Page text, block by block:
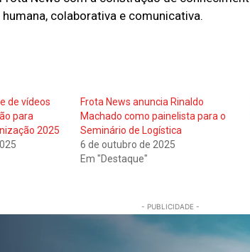
colaborativa e comunicativa.
de vídeos
para
2025
Frota News anuncia Rinaldo
Machado como painelista para o
Seminário de Logística
6 de outubro de 2025
Em "Destaque"
- PUBLICIDADE -